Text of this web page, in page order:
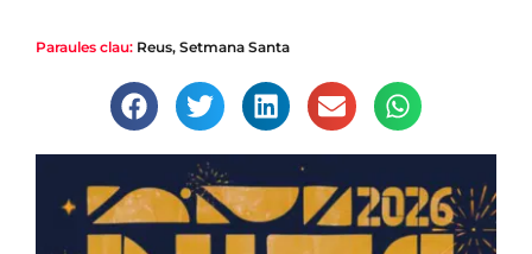
Paraules clau: Reus, Setmana Santa